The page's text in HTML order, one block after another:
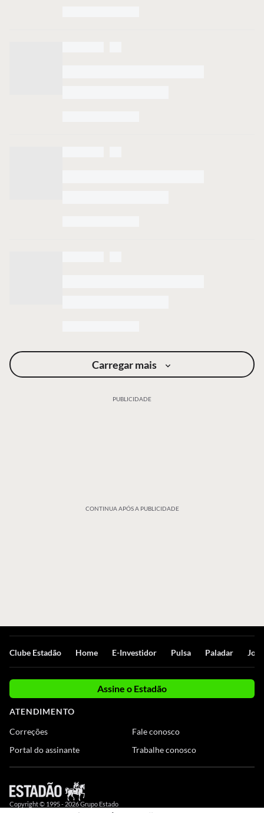
Carregar mais
PUBLICIDADE
CONTINUA APÓS A PUBLICIDADE
Clube Estadão Home E-Investidor Pulsa Paladar
Assine o Estadão
ATENDIMENTO
Correções
Portal do assinante
Fale conosco
Trabalhe conosco
Copyright © 1995 - 2026Grupo Estado